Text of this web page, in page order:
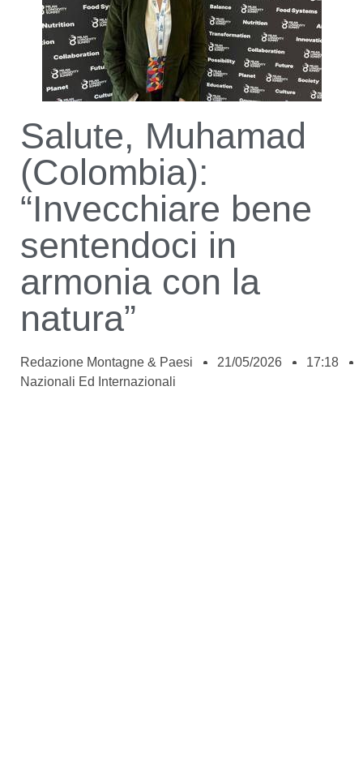
Salute, Muhamad
(Colombia):
“Invecchiare bene
sentendoci in
armonia con la
natura”
Redazione Montagne & Paesi 21/05/2026
17:18
Nazionali Ed Internazionali